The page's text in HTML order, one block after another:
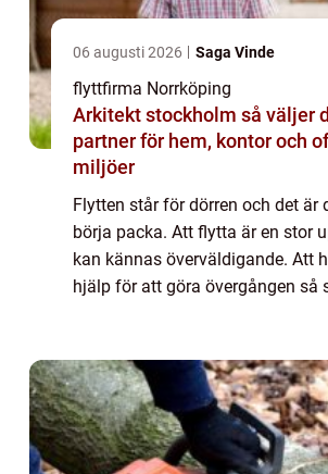
06 augusti 2026 Saga Vinde
flyttfirma Norrköping
Arkitekt stockholm så väljer du rätt
partner för hem, kontor och
miljöer
Flytten står för dörren och det är
börja packa. Att flytta är en stor
kan kännas överväldigande. Att
hjälp för att göra övergången så